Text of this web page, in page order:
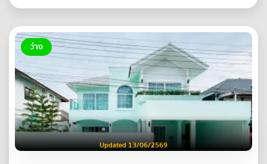
ว่าง
Updated 13/06/2569